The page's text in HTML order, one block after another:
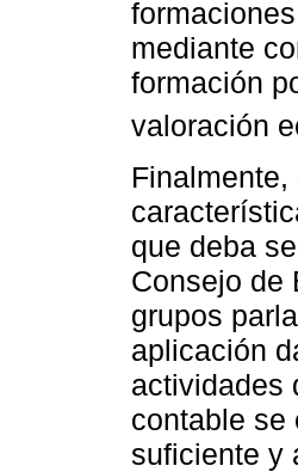
mediante
formación
valoración
que deba
Consejo de
grupos
aplicación
actividades
contable se
suficiente y